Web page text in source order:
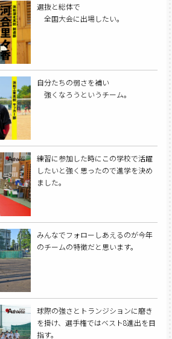
選抜と総体で
全国大会に出場したい。
自分たちの弱さを補い
強くなろうというチーム。
練習に参加した時にこの学校で活躍
したいと強く思ったので進学を決め
ました。
みんなでフォローしあえるのが今年
のチームの特徴だと思います。
球際の強さとトランジションに磨き
を掛け、選手権ではベスト8進出を目
指す。